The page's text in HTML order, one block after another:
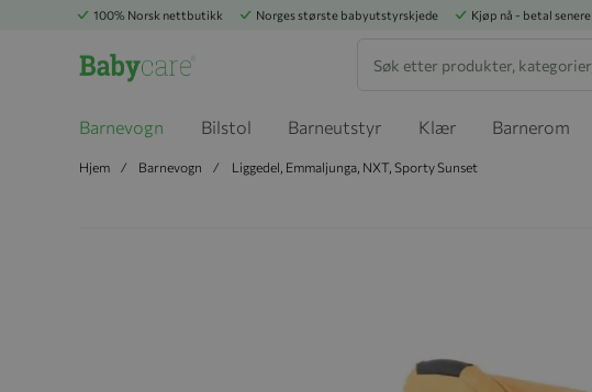
100% Norsk nettbutikk Norges største babyutstyrskjede Kjøp nå - betal senere
Barnevogn Bilstol Barneutstyr Klær Barnerom
Hjem Barnevogn Liggedel, Emmaljunga, NXT, Sporty Sunset